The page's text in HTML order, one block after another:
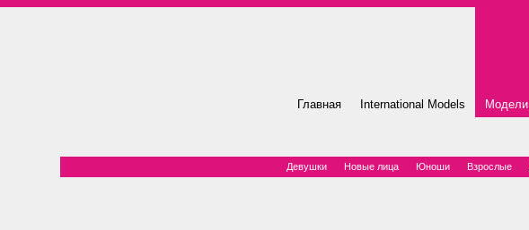
Главная International Models Модели
Девушки Новые лица Юноши Взрослые